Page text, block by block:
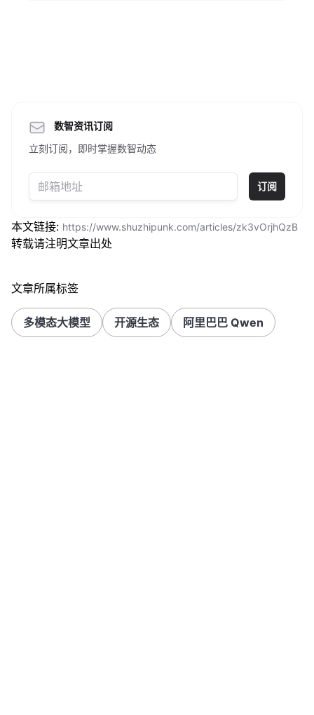
数智资讯订阅
立刻订阅，即时掌握数智动态
订阅
本文链接: https://www.shuzhipunk.com/articles/zk3vOrjhQzB
转载请注明文章出处
文章所属标签
多模态大模型 开源生态 阿里巴巴 Qwen